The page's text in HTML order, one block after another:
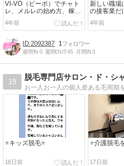
VI-VO（ビーボ）でチャト
レ、メルレの始め方、稼ぎ
方を徹底解説
4年前
新しい職場
の接客業だ
よ♪
4年前
2092387 1
週間IN:0 週間OUT:45 月間IN:3
19
脱毛専門店サロン・ド・シ
⭐️キッズ脱毛⭐️
16日前
⭐️介護脱毛
17日前